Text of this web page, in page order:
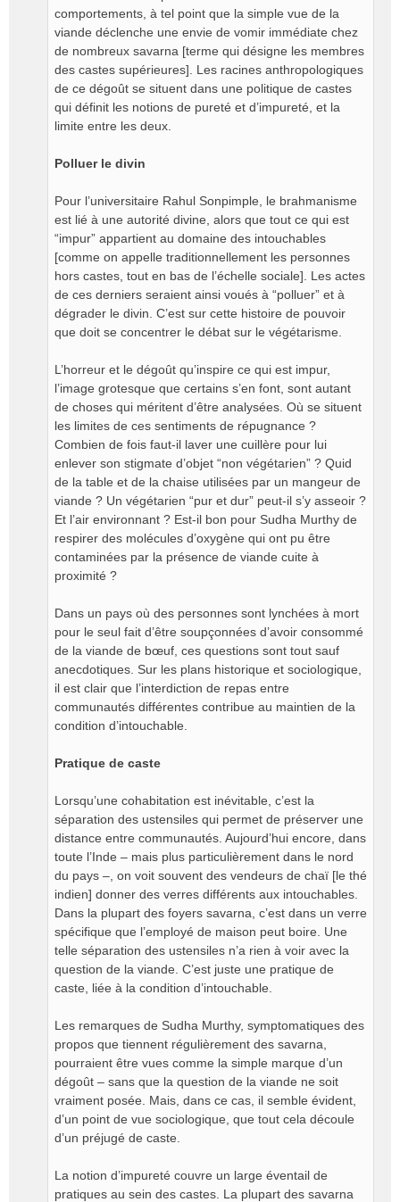
comportements, à tel point que la simple vue de la
viande déclenche une envie de vomir immédiate chez
de nombreux savarna [terme qui désigne les membres
des castes supérieures]. Les racines anthropologiques
de ce dégoût se situent dans une politique de castes
qui définit les notions de pureté et d’impureté, et la
limite entre les deux.
Polluer le divin
Pour l’universitaire Rahul Sonpimple, le brahmanisme
est lié à une autorité divine, alors que tout ce qui est
“impur” appartient au domaine des intouchables
[comme on appelle traditionnellement les personnes
hors castes, tout en bas de l’échelle sociale]. Les actes
de ces derniers seraient ainsi voués à “polluer” et à
dégrader le divin. C’est sur cette histoire de pouvoir
que doit se concentrer le débat sur le végétarisme.
L’horreur et le dégoût qu’inspire ce qui est impur,
l’image grotesque que certains s’en font, sont autant
de choses qui méritent d’être analysées. Où se situent
les limites de ces sentiments de répugnance ?
Combien de fois faut-il laver une cuillère pour lui
enlever son stigmate d’objet “non végétarien” ? Quid
de la table et de la chaise utilisées par un mangeur de
viande ? Un végétarien “pur et dur” peut-il s’y asseoir ?
Et l’air environnant ? Est-il bon pour Sudha Murthy de
respirer des molécules d’oxygène qui ont pu être
contaminées par la présence de viande cuite à
proximité ?
Dans un pays où des personnes sont lynchées à mort
pour le seul fait d’être soupçonnées d’avoir consommé
de la viande de bœuf, ces questions sont tout sauf
anecdotiques. Sur les plans historique et sociologique,
il est clair que l’interdiction de repas entre
communautés différentes contribue au maintien de la
condition d’intouchable.
Pratique de caste
Lorsqu’une cohabitation est inévitable, c’est la
séparation des ustensiles qui permet de préserver une
distance entre communautés. Aujourd’hui encore, dans
toute l’Inde – mais plus particulièrement dans le nord
du pays –, on voit souvent des vendeurs de chaï [le thé
indien] donner des verres différents aux intouchables.
Dans la plupart des foyers savarna, c’est dans un verre
spécifique que l’employé de maison peut boire. Une
telle séparation des ustensiles n’a rien à voir avec la
question de la viande. C’est juste une pratique de
caste, liée à la condition d’intouchable.
Les remarques de Sudha Murthy, symptomatiques des
propos que tiennent régulièrement des savarna,
pourraient être vues comme la simple marque d’un
dégoût – sans que la question de la viande ne soit
vraiment posée. Mais, dans ce cas, il semble évident,
d’un point de vue sociologique, que tout cela découle
d’un préjugé de caste.
La notion d’impureté couvre un large éventail de
pratiques au sein des castes. La plupart des savarna